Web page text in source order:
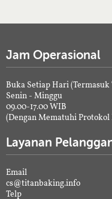
Jam Operasional
Buka Setiap Hari
Senin - Minggu
09.00-17.00 WIB
(Dengan Mematuhi Protokol
Layanan
Email
cs@titanbaking.info
Telp